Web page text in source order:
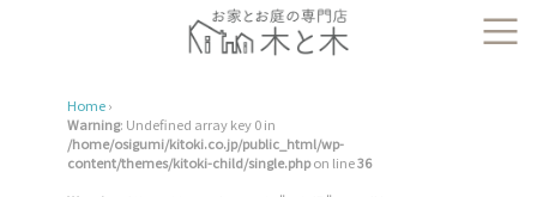
Home›
Warning: Undefined array key 0 in
/home/osigumi/kitoki.co.jp/public_html/wp-
content/themes/kitoki-child/single.phpon line36